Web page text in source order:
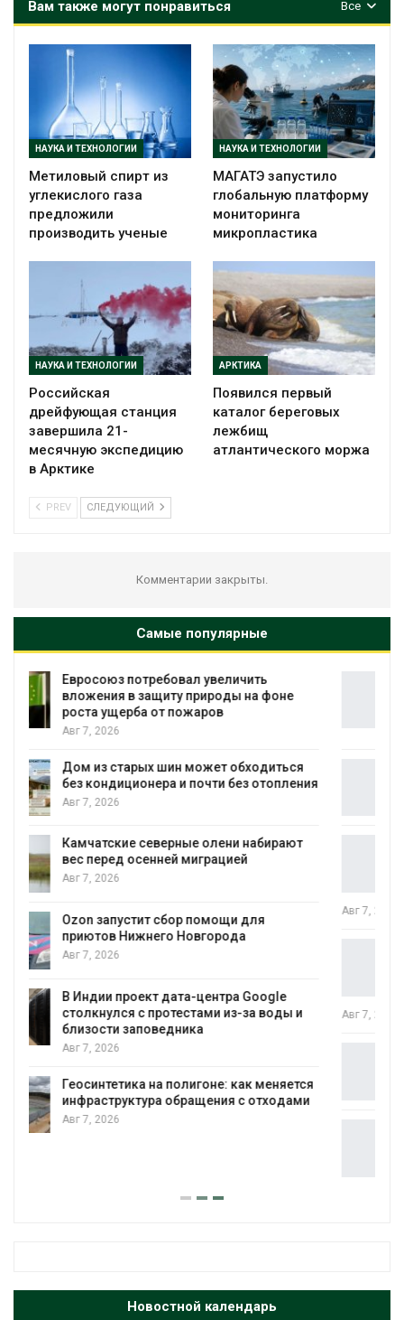
Все
Вам также могут понравиться
НАУКА И ТЕХНОЛОГИИ
Метиловый спирт из
углекислого газа
предложили
производить ученые
НАУКА И ТЕХНОЛОГИИ
МАГАТЭ запустило
глобальную платформу
мониторинга
микропластика
НАУКА И ТЕХНОЛОГИИ
Российская
дрейфующая станция
завершила 21-
месячную экспедицию
в Арктике
АРКТИКА
Появился первый
каталог береговых
лежбищ
атлантического моржа
PREV СЛЕДУЮЩИЙ
Комментарии закрыты.
Самые популярные
Американские экологи предупредили о
масштабном загрязнении из-за
противопожарной пены
Названы ведущие экологические НКО
России по итогам 2025 года
Тайфун, засуха и пожары: сразу
несколько регионов столкнулись с
Авг 7, 2026
Солнечные панели над каналами
воду
Авг 7, 2026
Авг 7, 2026
Новостной календарь